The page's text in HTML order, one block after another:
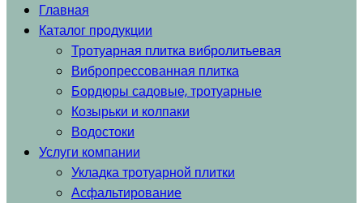
Главная
Каталог продукции
Тротуарная плитка вибролитьевая
Вибропрессованная плитка
Бордюры садовые, тротуарные
Козырьки и колпаки
Водостоки
Услуги компании
Укладка тротуарной плитки
Асфальтирование